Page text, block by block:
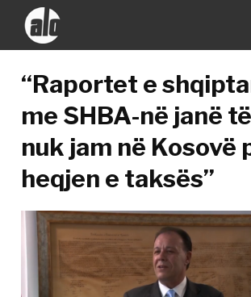
“Raportet e
me SHBA-në janë
nuk jam në Kosovë
heqjen e taksës”